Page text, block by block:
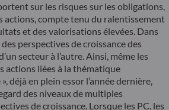
sur les risques sur les obligations,
actions, compte tenu du ralentissement
et des valorisations élevées. Dans
perspectives de croissance des
secteur à l’autre. Ainsi, même les
actions liées à la thématique
déjà en plein essor l’année dernière,
des niveaux de multiples
de croissance. Lorsque les PC, les